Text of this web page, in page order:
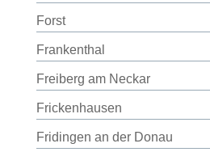
Forst
Frankenthal
Freiberg am Neckar
Frickenhausen
Fridingen an der Donau